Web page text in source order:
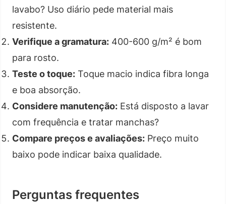
lavabo? Uso diário pede material mais
resistente.
Verifique a gramatura: 400-600 g/m² é bom
para rosto.
Teste o toque: Toque macio indica fibra longa
e boa absorção.
Considere manutenção: Está disposto a lavar
com frequência e tratar manchas?
Compare preços e avaliações: Preço muito
baixo pode indicar baixa qualidade.
Perguntas frequentes